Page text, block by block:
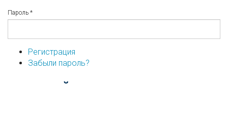
Пароль *
Регистрация
Забыли пароль?
...или войдите используя